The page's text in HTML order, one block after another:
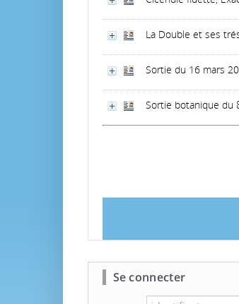
La Double et ses
Sortie du 16 mars
Sortie botanique du
Se connecter